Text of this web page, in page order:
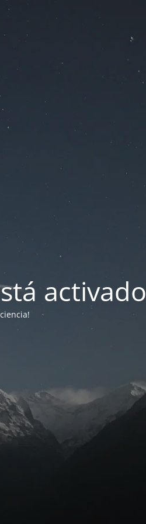
activado